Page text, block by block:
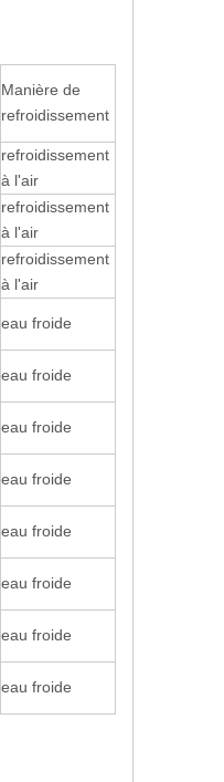
Manière de
refroidissement
refroidissement
à l'air
refroidissement
à l'air
refroidissement
à l'air
eau froide
eau froide
eau froide
eau froide
eau froide
eau froide
eau froide
eau froide